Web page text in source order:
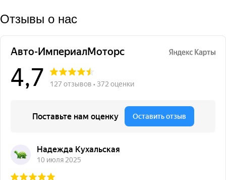
Отзывы о нас